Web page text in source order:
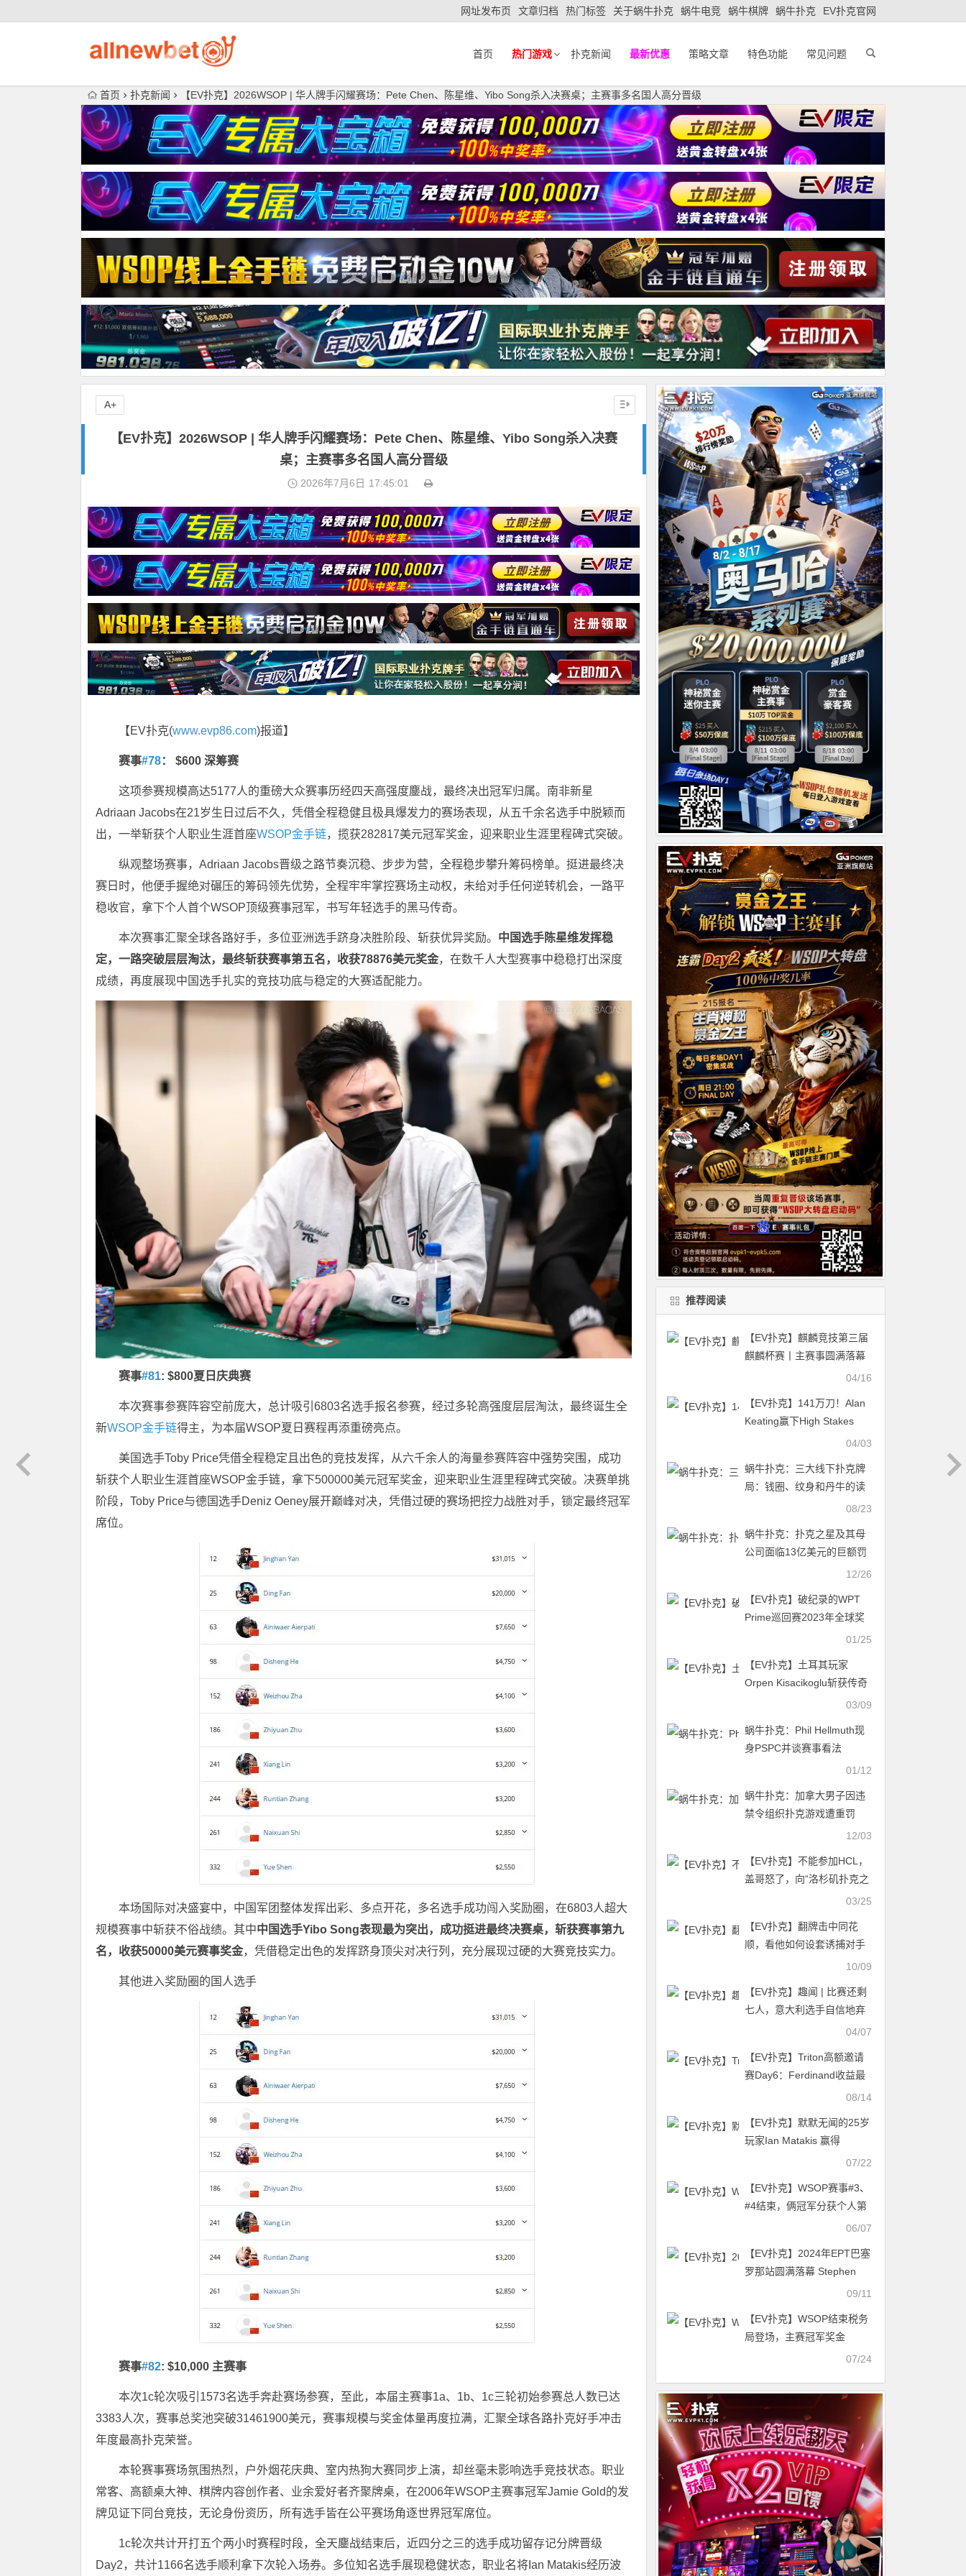
网址发布页 文章归档 热门标签 关于蜗牛扑克 蜗牛电竞 蜗牛棋牌 蜗牛扑克 EV扑克官网
首页 热门游戏 扑克新闻 最新优惠 策略文章 特色功能 常见问题
首页 扑克新闻 【EV扑克】2026WSOP | 华人牌手闪耀赛场：Pete Chen、陈星维、Yibo Song杀入决赛桌；主赛事多名国人高分晋级
【EV扑克】2026WSOP | 华人牌手闪耀赛场：Pete Chen、陈星维、Yibo Song杀入决赛
桌；主赛事多名国人高分晋级
2026年7月6日 17:45:01
【EV扑克(www.evp86.com)报道】
赛事#78： $600 深筹赛
这项参赛规模高达5177人的重磅大众赛事历经四天高强度鏖战，最终决出冠军归属。南非新星
Adriaan Jacobs在21岁生日过后不久，凭借全程稳健且极具爆发力的赛场表现，从五千余名选手中脱颖而
出，一举斩获个人职业生涯首座WSOP金手链，揽获282817美元冠军奖金，迎来职业生涯里程碑式突破。
纵观整场赛事，Adriaan Jacobs晋级之路节奏沉稳、步步为营，全程稳步攀升筹码榜单。挺进最终决
赛日时，他便手握绝对碾压的筹码领先优势，全程牢牢掌控赛场主动权，未给对手任何逆转机会，一路平
稳收官，拿下个人首个WSOP顶级赛事冠军，书写年轻选手的黑马传奇。
本次赛事汇聚全球各路好手，多位亚洲选手跻身决胜阶段、斩获优异奖励。 中国选手陈星维发挥稳
定，一路突破层层淘汰，最终斩获赛事第五名，收获78876美元奖金，在数千人大型赛事中稳稳打出深度
成绩，再度展现中国选手扎实的竞技功底与稳定的大赛适配能力。
赛事#81: $800夏日庆典赛
本次赛事参赛阵容空前庞大，总计吸引6803名选手报名参赛，经过多轮高强度层层淘汰，最终诞生全
新WSOP金手链得主，为本届WSOP夏日赛程再添重磅亮点。
美国选手Toby Price凭借全程稳定且出色的竞技发挥，从六千余人的海量参赛阵容中强势突围，成功
斩获个人职业生涯首座WSOP金手链，拿下500000美元冠军奖金，迎来职业生涯里程碑式突破。决赛单挑
阶段，Toby Price与德国选手Deniz Oeney展开巅峰对决，凭借过硬的赛场把控力战胜对手，锁定最终冠军
席位。
本场国际对决盛宴中，中国军团整体发挥出彩、多点开花，多名选手成功闯入奖励圈，在6803人超大
规模赛事中斩获不俗战绩。其中中国选手Yibo Song表现最为突出，成功挺进最终决赛桌，斩获赛事第九
名，收获50000美元赛事奖金，凭借稳定出色的发挥跻身顶尖对决行列，充分展现过硬的大赛竞技实力。
其他进入奖励圈的国人选手
赛事#82: $10,000 主赛事
本次1c轮次吸引1573名选手奔赴赛场参赛，至此，本届主赛事1a、1b、1c三轮初始参赛总人数已达
3383人次，赛事总奖池突破31461900美元，赛事规模与奖金体量再度拉满，汇聚全球各路扑克好手冲击
年度最高扑克荣誉。
本轮赛事赛场氛围热烈，户外烟花庆典、室内热狗大赛同步上演，却丝毫未影响选手竞技状态。职业
常客、高额桌大神、棋牌内容创作者、业余爱好者齐聚牌桌，在2006年WSOP主赛事冠军Jamie Gold的发
牌见证下同台竞技，无论身份资历，所有选手皆在公平赛场角逐世界冠军席位。
1c轮次共计开打五个两小时赛程时段，全天鏖战结束后，近四分之三的选手成功留存记分牌晋级
Day2，共计1166名选手顺利拿下次轮入场券。多位知名选手展现稳健状态，职业名将Ian Matakis经历波
A+
推荐阅读
【EV扑克】麒麟竞技第三届
麒麟杯赛丨主赛事圆满落幕
曾焕威获主赛事冠军头衔04/16
【EV扑克】141万刀！Alan
Keating赢下High Stakes
04/03
蜗牛扑克：三大线下扑克牌
局：钱圈、纹身和丹牛的读
08/23
蜗牛扑克：扑克之星及其母
公司面临13亿美元的巨额罚
12/26
【EV扑克】破纪录的WPT
Prime巡回赛2023年全球奖
01/25
【EV扑克】土耳其玩家
Orpen Kisacikoglu斩获传奇
03/09
蜗牛扑克：Phil Hellmuth现
身PSPC并谈赛事看法
01/12
蜗牛扑克：加拿大男子因违
禁令组织扑克游戏遭重罚
12/03
【EV扑克】不能参加HCL，
盖哥怒了，向“洛杉矶扑克之
03/25
【EV扑克】翻牌击中同花
顺，看他如何设套诱捕对手
10/09
【EV扑克】趣闻 | 比赛还剩
七人，意大利选手自信地弃
04/07
【EV扑克】Triton高额邀请
赛Day6：Ferdinand收益最
08/14
【EV扑克】默默无闻的25岁
玩家Ian Matakis 赢得
2023WSOP“年度最佳牌手”
07/22
【EV扑克】WSOP赛事#3、
#4结束，俩冠军分获个人第
06/07
【EV扑克】2024年EPT巴塞
罗那站圆满落幕 Stephen
09/11
【EV扑克】WSOP结束税务
局登场，主赛冠军奖金
07/24